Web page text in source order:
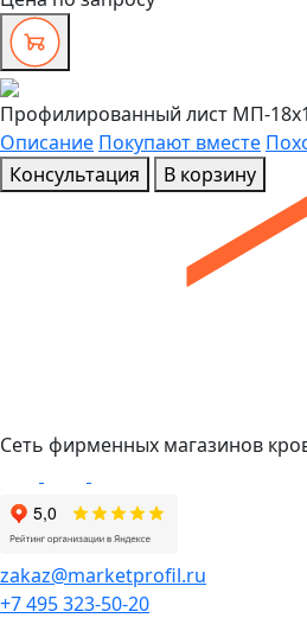
Профилированный лист МП-
Описание Покупают вместе
Консультация
В корзину
Сеть фирменных магазинов
zakaz@marketprofil.ru
+7 495 323-50-20